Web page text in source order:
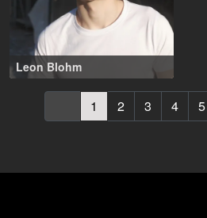
20-30 Jahre,
Leon Blohm
1 2 3 4 5